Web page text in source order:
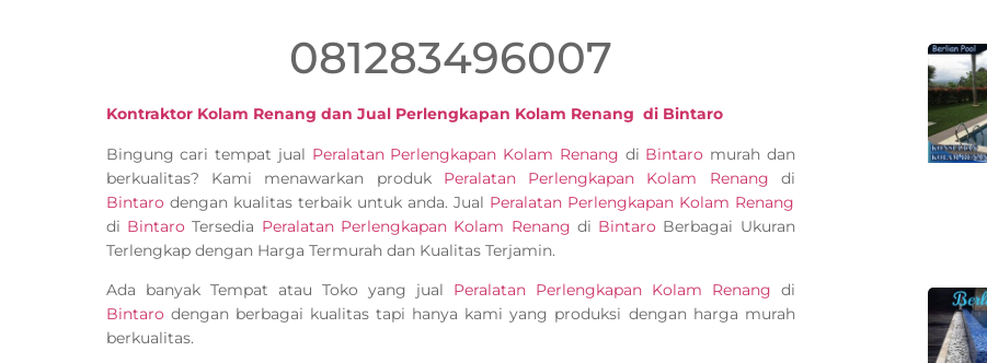
081283496007
Kontraktor Kolam Renang dan Jual Perlengkapan Kolam Renang di Bintaro
Bingung cari tempat jual Peralatan Perlengkapan Kolam Renang di Bintaro murah dan
berkualitas? Kami menawarkan produk Peralatan Perlengkapan Kolam Renang di
Bintaro dengan kualitas terbaik untuk anda. Jual Peralatan Perlengkapan Kolam Renang
di Bintaro Tersedia Peralatan Perlengkapan Kolam Renang di Bintaro Berbagai Ukuran
Terlengkap dengan Harga Termurah dan Kualitas Terjamin.
Ada banyak Tempat atau Toko yang jual Peralatan Perlengkapan Kolam Renang di
Bintaro dengan berbagai kualitas tapi hanya kami yang produksi dengan harga murah
berkualitas.